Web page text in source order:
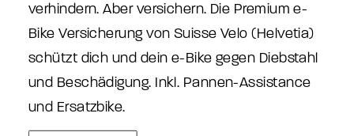
verhindern. Aber versichern. Die Premium e-
Bike Versicherung von Suisse Velo (Helvetia)
schützt dich und dein e-Bike gegen Diebstahl
und Beschädigung. Inkl. Pannen-Assistance
und Ersatzbike.